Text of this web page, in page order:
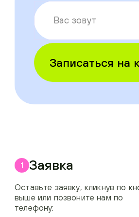
Записаться на
1 Заявка
Оставьте заявку, кликнув по
выше или позвоните нам по
телефону: